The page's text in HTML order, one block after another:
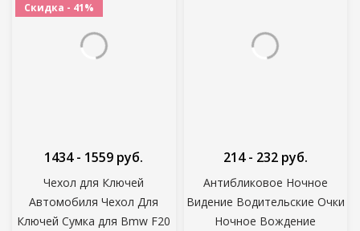
Скидка - 41%
Чехол для Ключей
Автомобиля Чехол Для
Ключей Сумка для Bmw F20
1434 - 1559 руб.
Антибликовое Ночное
Видение Водительские Очки
Ночное Вождение
214 - 232 руб.